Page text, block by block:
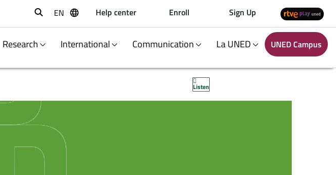
Buscar
EN Help center Enroll Sign Up
Research International Communication La UNED UNED Campus
Listen